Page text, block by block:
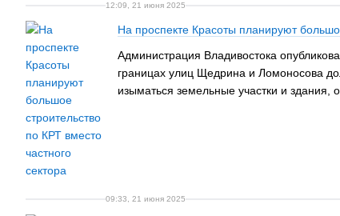
12:09, 21 июня 2025
На проспекте Красоты планируют
Администрация Владивостока
границах улиц Щедрина и Ломоносова
изыматься земельные участки и
09:33, 21 июня 2025